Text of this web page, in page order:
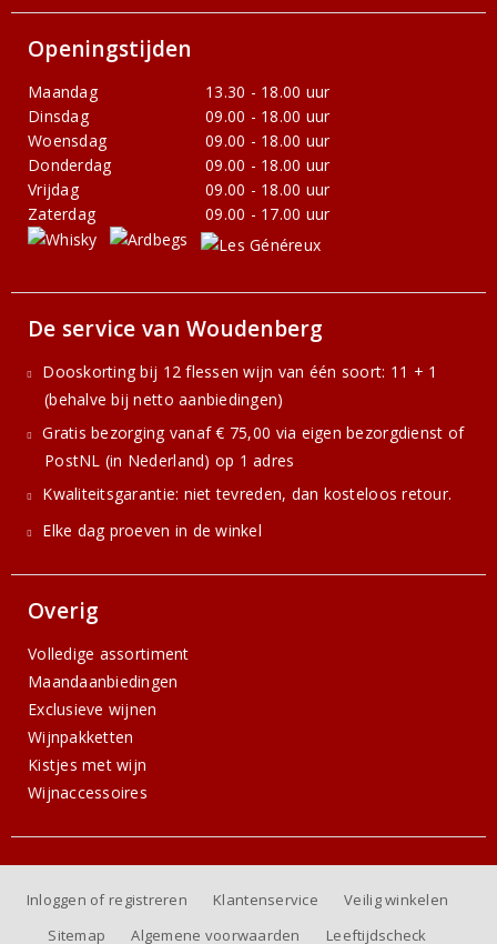
Openingstijden
Maandag
13.30 - 18.00 uur
Dinsdag
09.00 - 18.00 uur
Woensdag
09.00 - 18.00 uur
Donderdag
09.00 - 18.00 uur
Vrijdag
09.00 - 18.00 uur
Zaterdag
09.00 - 17.00 uur
De service van Woudenberg
Dooskorting bij 12 flessen wijn van één soort: 11 + 1
(behalve bij netto aanbiedingen)
Gratis bezorging vanaf € 75,00 via eigen bezorgdienst of
PostNL (in Nederland) op 1 adres
Kwaliteitsgarantie: niet tevreden, dan kosteloos retour.
Elke dag proeven in de winkel
Overig
Volledige assortiment
Maandaanbiedingen
Exclusieve wijnen
Wijnpakketten
Kistjes met wijn
Wijnaccessoires
Inloggen of registreren Klantenservice
Veilig winkelen
Sitemap
Algemene voorwaarden Leeftijdscheck